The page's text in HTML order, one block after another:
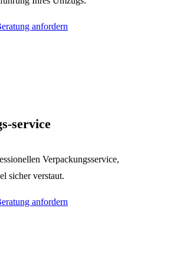
anfordern
service
Verpackungsservice,
sicher verstaut.
anfordern